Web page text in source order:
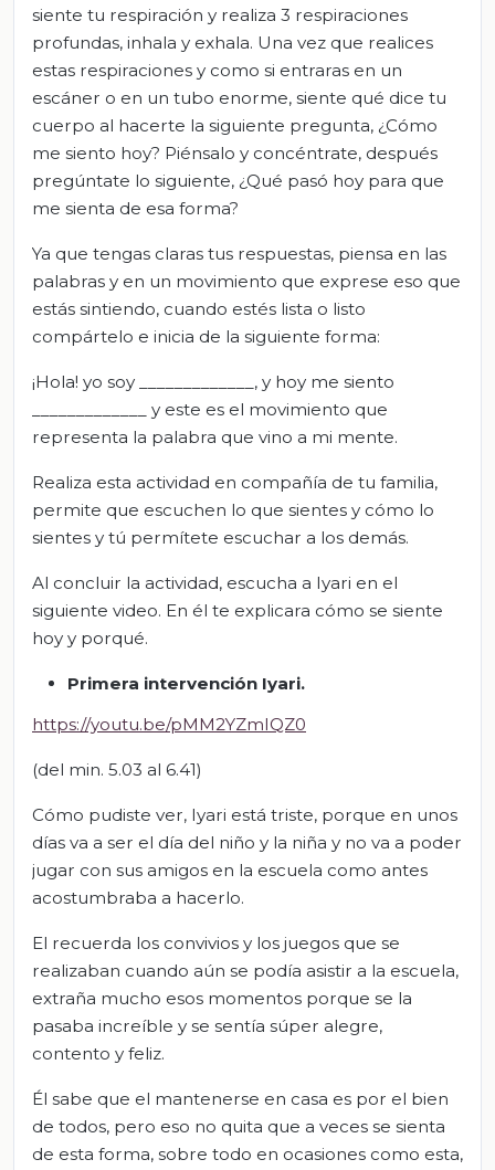
siente tu respiración y realiza 3 respiraciones
profundas, inhala y exhala. Una vez que realices
estas respiraciones y como si entraras en un
escáner o en un tubo enorme, siente qué dice tu
cuerpo al hacerte la siguiente pregunta, ¿Cómo
me siento hoy? Piénsalo y concéntrate, después
pregúntate lo siguiente, ¿Qué pasó hoy para que
me sienta de esa forma?
Ya que tengas claras tus respuestas, piensa en las
palabras y en un movimiento que exprese eso que
estás sintiendo, cuando estés lista o listo
compártelo e inicia de la siguiente forma:
¡Hola! yo soy _____________, y hoy me siento
_____________ y este es el movimiento que
representa la palabra que vino a mi mente.
Realiza esta actividad en compañía de tu familia,
permite que escuchen lo que sientes y cómo lo
sientes y tú permítete escuchar a los demás.
Al concluir la actividad, escucha a Iyari en el
siguiente video. En él te explicara cómo se siente
hoy y porqué.
Primera intervención Iyari.
https://youtu.be/pMM2YZmIQZ0
(del min. 5.03 al 6.41)
Cómo pudiste ver, Iyari está triste, porque en unos
días va a ser el día del niño y la niña y no va a poder
jugar con sus amigos en la escuela como antes
acostumbraba a hacerlo.
El recuerda los convivios y los juegos que se
realizaban cuando aún se podía asistir a la escuela,
extraña mucho esos momentos porque se la
pasaba increíble y se sentía súper alegre,
contento y feliz.
Él sabe que el mantenerse en casa es por el bien
de todos, pero eso no quita que a veces se sienta
de esta forma, sobre todo en ocasiones como esta,